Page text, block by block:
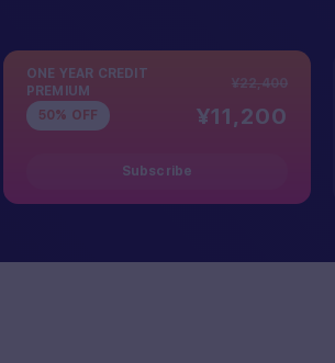
ONE YEAR CREDIT
PREMIUM
¥22,400
50% OFF ¥11,200
Subscribe
app, scan the QR
download our ELSA app